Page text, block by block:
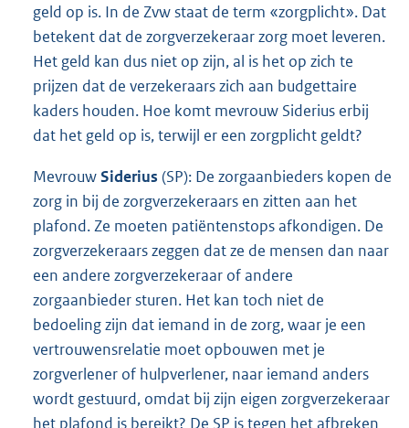
geld op is. In de Zvw staat de term «zorgplicht». Dat
betekent dat de zorgverzekeraar zorg moet leveren.
Het geld kan dus niet op zijn, al is het op zich te
prijzen dat de verzekeraars zich aan budgettaire
kaders houden. Hoe komt mevrouw Siderius erbij
dat het geld op is, terwijl er een zorgplicht geldt?
MevrouwSiderius (SP): De zorgaanbieders kopen de
zorg in bij de zorgverzekeraars en zitten aan het
plafond. Ze moeten patiëntenstops afkondigen. De
zorgverzekeraars zeggen dat ze de mensen dan naar
een andere zorgverzekeraar of andere
zorgaanbieder sturen. Het kan toch niet de
bedoeling zijn dat iemand in de zorg, waar je een
vertrouwensrelatie moet opbouwen met je
zorgverlener of hulpverlener, naar iemand anders
wordt gestuurd, omdat bij zijn eigen zorgverzekeraar
het plafond is bereikt? De SP is tegen het afbreken